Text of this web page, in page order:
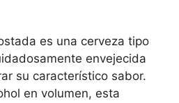
es una cerveza tipo
envejecida
su característico sabor.
en volumen, esta